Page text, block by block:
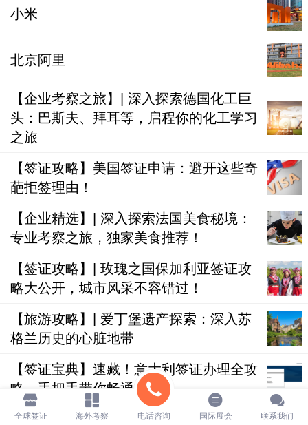
小米
北京阿里
【企业考察之旅】| 深入探索德国化工巨
头：巴斯夫、拜耳等，启程你的化工学习
之旅
【签证攻略】美国签证申请：避开这些奇
葩拒签理由！
【企业精选】| 深入探索法国美食秘境：
专业考察之旅，独家美食推荐！
【签证攻略】| 玫瑰之国保加利亚签证攻
略大公开，城市风采不容错过！
【旅游攻略】| 爱丁堡遗产探索：深入苏
格兰历史的心脏地带
【签证宝典】速藏！意大利签证办理全攻
略，手把手带你畅通无阻！
全球签证 海外考察 电话咨询 国际展会 联系我们